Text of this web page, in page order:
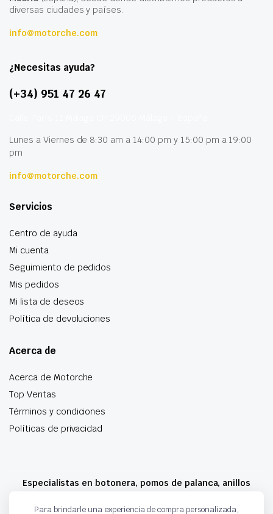
diversas ciudades y países.
info@motorche.com
¿Necesitas ayuda?
(+34) 951 47 26 47
Lunes a Viernes de 8:30 am a 14:00 pm y 15:00 pm a 19:00
pm
info@motorche.com
Servicios
Centro de ayuda
Mi cuenta
Seguimiento de pedidos
Mis pedidos
Mi lista de deseos
Política de devoluciones
Acerca de
Acerca de Motorche
Top Ventas
Términos y condiciones
Políticas de privacidad
Especialistas en botonera, pomos de palanca, anillos
Para brindarle una experiencia de compra personalizada,